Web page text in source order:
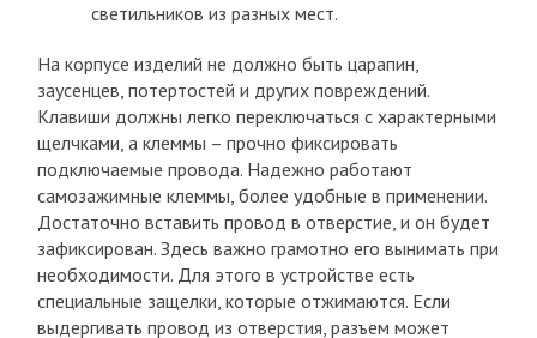
светильников из разных мест.
На корпусе изделий не должно быть царапин,
заусенцев, потертостей и других повреждений.
Клавиши должны легко переключаться с характерными
щелчками, а клеммы – прочно фиксировать
подключаемые провода. Надежно работают
самозажимные клеммы, более удобные в применении.
Достаточно вставить провод в отверстие, и он будет
зафиксирован. Здесь важно грамотно его вынимать при
необходимости. Для этого в устройстве есть
специальные защелки, которые отжимаются. Если
выдергивать провод из отверстия, разъем может